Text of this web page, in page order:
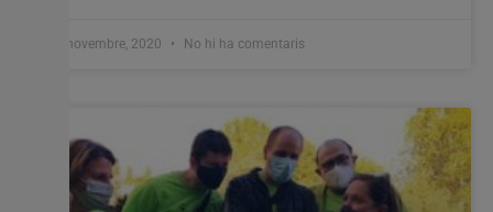
3 novembre, 2020 No hi ha comentaris